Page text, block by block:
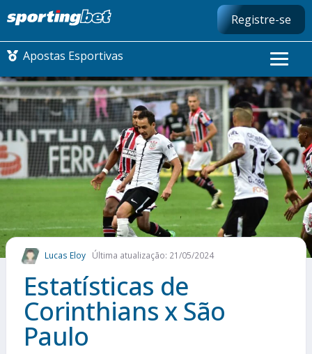
Registre-se
Apostas Esportivas
CONMEBOL LIBERTADORES
FUTEBOL NACIONAL
FUTEBOL INTERNACIONAL
COMO APOSTAR
MAIS ESPORTES
Lucas Eloy Última atualização: 21/05/2024
Estatísticas de
Corinthians x São
Paulo